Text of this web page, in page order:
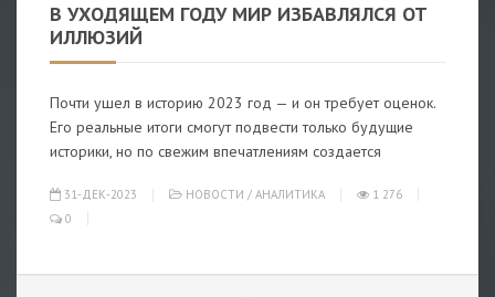
В УХОДЯЩЕМ ГОДУ МИР ИЗБАВЛЯЛСЯ ОТ
ИЛЛЮЗИЙ
Почти ушел в историю 2023 год — и он требует оценок.
Его реальные итоги смогут подвести только будущие
историки, но по свежим впечатлениям создается
31-ДЕК-2023 НОВОСТИ / АНАЛИТИКА
1 276
0